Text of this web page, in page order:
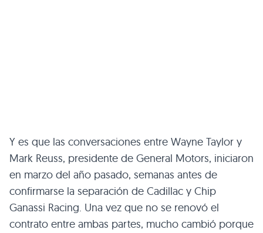
Y es que las conversaciones entre Wayne Taylor y
Mark Reuss, presidente de General Motors, iniciaron
en marzo del año pasado, semanas antes de
confirmarse la separación de Cadillac y Chip
Ganassi Racing. Una vez que no se renovó el
contrato entre ambas partes, mucho cambió porque